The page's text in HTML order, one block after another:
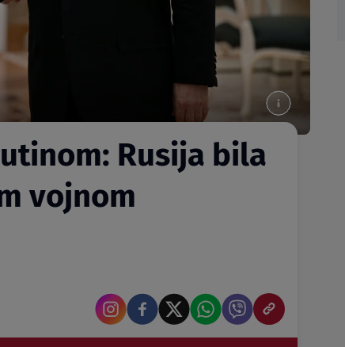
Rusija bila
vojnom